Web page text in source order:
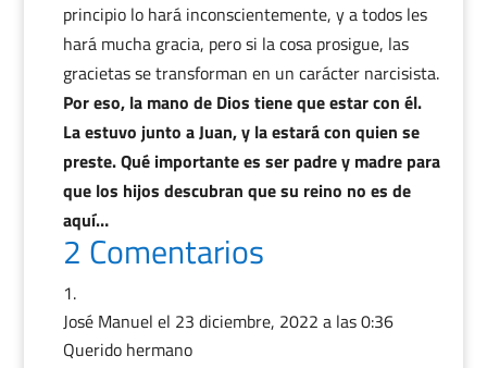
principio lo hará inconscientemente, y a todos les
hará mucha gracia, pero si la cosa prosigue, las
gracietas se transforman en un carácter narcisista.
Por eso, la mano de Dios tiene que estar con él.
La estuvo junto a Juan, y la estará con quien se
preste. Qué importante es ser padre y madre para
que los hijos descubran que su reino no es de
aquí…
2 Comentarios
José Manuel el 23 diciembre, 2022 a las 0:36
Querido hermano